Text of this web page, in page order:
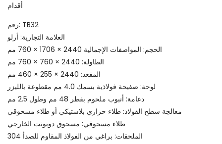
أقدام
رقم: TB32
العلامة التجارية: أرلو
الحجم: المواصفات الإجمالية 2440 × 1706 × 760 مم
الطاولة: 2440 × 760 × 760 مم
المقعد: 2440 × 255 × 460 مم
لوحة: صفيحة فولاذية بسمك 4.0 مم مقطوعة بالليزر
دعامة: أنبوب ملحوم بقطر 48 مم وطول 2.5 مم
معالجة سطح الفولاذ: طلاء حراري بلاستيكي أو طلاء مسحوقي
طلاء مسحوقي: مسحوق دوبونت الخارجي
الملحقات: براغي من الفولاذ المقاوم للصدأ 304